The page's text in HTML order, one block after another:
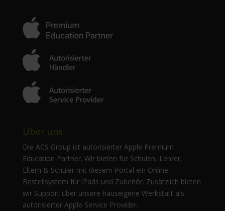
Über uns
Die ACS Group ist autorisierter Apple Premium
Education Partner. Wir bieten für Schulen, Lehrer,
Eltern & Schüler mit diesem Portal ein Online
Bestellsystem für iPads und Zubehör. Zusätzlich bieten
wir Support über unsere hauseigene Werkstatt als
autorisierter Apple Service Provider.